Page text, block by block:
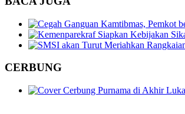
CERBUNG